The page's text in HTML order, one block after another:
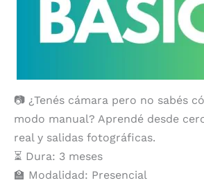
📷 ¿Tenés cámara pero no sabés
modo manual? Aprendé desde
real y salidas fotográficas.
⏳ Dura: 3 meses
🏫 Modalidad: Presencial